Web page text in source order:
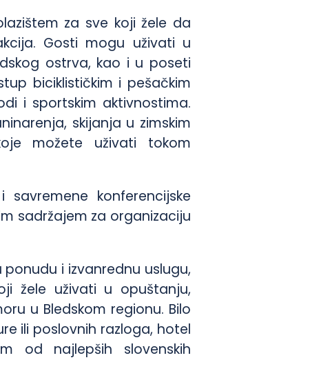
za sve koji žele da
Gosti mogu uživati u
ostrva, kao i u poseti
biciklističkim i pešačkim
i sportskim aktivnostima.
skijanja u zimskim
možete uživati tokom
konferencijske
sadržajem za organizaciju
i izvanrednu uslugu,
žele uživati u opuštanju,
u Bledskom regionu. Bilo
ili poslovnih razloga, hotel
od najlepših slovenskih